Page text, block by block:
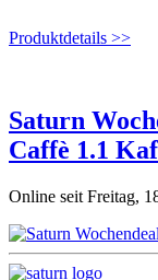
Produktdetails >>
Saturn
Caffè 1.1
Online seit Freitag,